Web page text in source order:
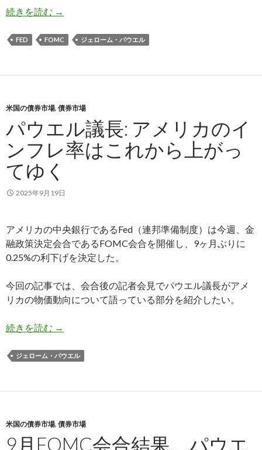
続きを読む パウエル議長: 12月利下げは確定事項ではない
→
FED FOMC ジェローム・パウエル
米国の債券市場, 債券市場
パウエル議長: アメリカのイ
ンフレ率はこれから上がっ
てゆく
2025年9月19日
アメリカの中央銀行であるFed（連邦準備制度）は今週、金
融政策決定会合であるFOMC会合を開催し、9ヶ月ぶりに
0.25%の利下げを決定した。
今回の記事では、会合後の記者会見でパウエル議長がアメ
リカの物価動向について語っている部分を紹介したい。
続きを読む パウエル議長: アメリカのインフレ率はこれから
→
ジェローム・パウエル
米国の債券市場, 債券市場
9月FOMC会合結果、パウエ